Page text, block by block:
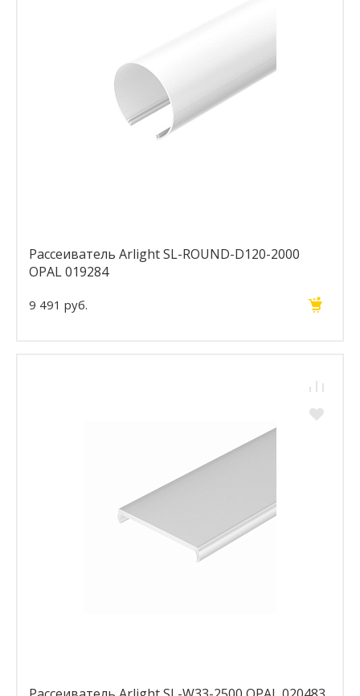
Рассеиватель Arlight SL-ROUND-D120-2000
OPAL 019284
9 491 руб.